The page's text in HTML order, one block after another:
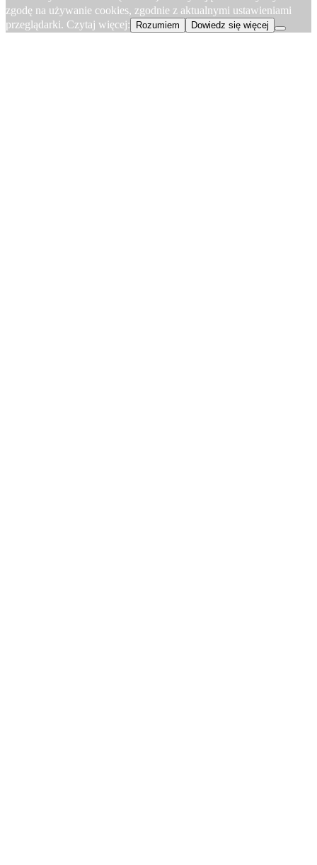
zgodę na używanie cookies, zgodnie z aktualnymi ustawieniami
przeglądarki. Czytaj więcej:
Rozumiem Dowiedz się więcej